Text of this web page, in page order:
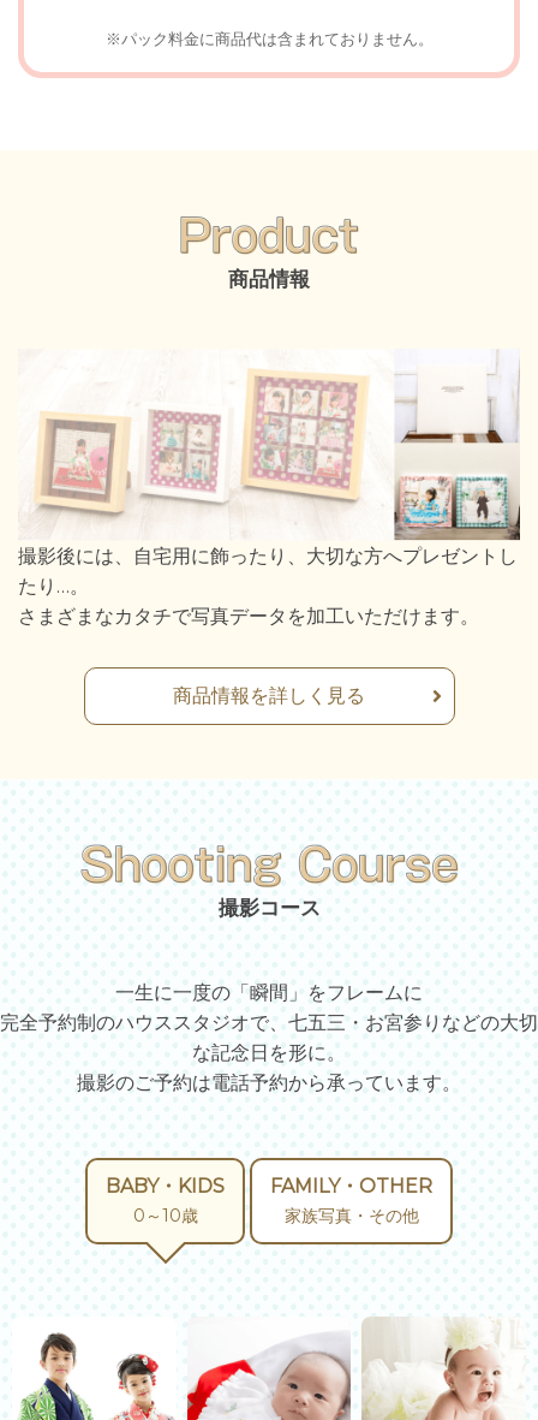
※パック料金に商品代は含まれておりません。
商品情報
撮影後には、自宅用に飾ったり、大切な方へプレゼントし
たり…。
さまざまなカタチで写真データを加工いただけます。
商品情報を詳しく見る
撮影コース
一生に一度の「瞬間」をフレームに
完全予約制のハウススタジオで、七五三・お宮参りなどの大切
な記念日を形に。
撮影のご予約は電話予約から承っています。
BABY・KIDS
0～10歳
FAMILY・OTHER
家族写真・その他